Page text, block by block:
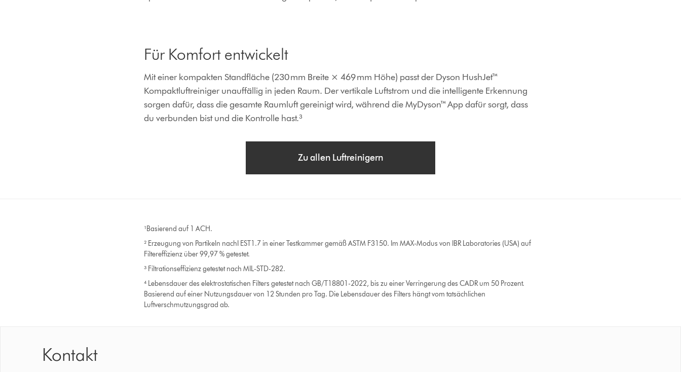
Für Komfort entwickelt
Mit einer kompakten Standfläche (230 mm Breite × 469 mm Höhe) passt der Dyson HushJet™
Kompaktluftreiniger unauffällig in jeden Raum. Der vertikale Luftstrom und die intelligente Erkennung
sorgen dafür, dass die gesamte Raumluft gereinigt wird, während die MyDyson™ App dafür sorgt, dass
du verbunden bist und die Kontrolle hast.³
Zu allen Luftreinigern
¹Basierend auf 1 ACH.
² Erzeugung von Partikeln nachI EST1.7 in einer Testkammer gemäß ASTM F3150. Im MAX-Modus von IBR Laboratories (USA) auf
Filtereffizienz über 99,97 % getestet.
³ Filtrationseffizienz getestet nach MIL-STD-282.
⁴ Lebensdauer des elektrostatischen Filters getestet nach GB/T18801-2022, bis zu einer Verringerung des CADR um 50 Prozent.
Basierend auf einer Nutzungsdauer von 12 Stunden pro Tag. Die Lebensdauer des Filters hängt vom tatsächlichen
Luftverschmutzungsgrad ab.
Kontakt